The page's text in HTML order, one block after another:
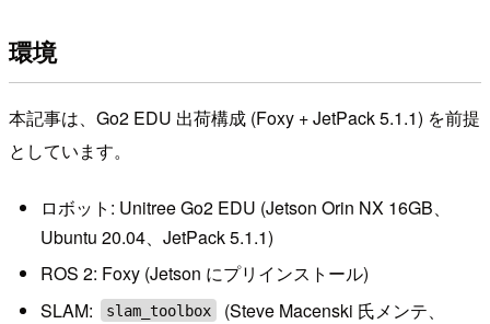
環境
本記事は、Go2 EDU 出荷構成 (Foxy + JetPack 5.1.1) を前提
としています。
ロボット: Unitree Go2 EDU (Jetson Orin NX 16GB、
Ubuntu 20.04、JetPack 5.1.1)
ROS 2: Foxy (Jetson にプリインストール)
SLAM:
slam_toolbox
(Steve Macenski 氏メンテ、